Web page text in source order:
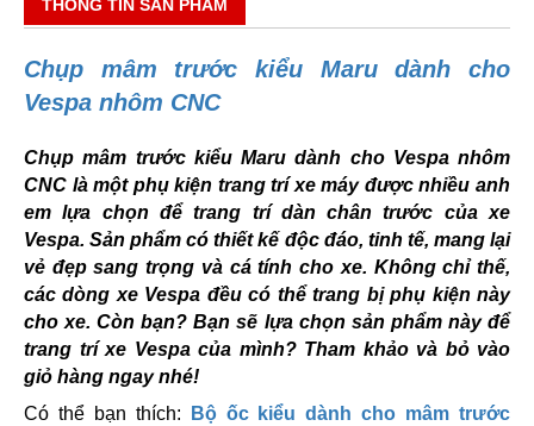
THÔNG TIN SẢN PHẨM
Chụp mâm trước kiểu Maru dành cho
Vespa nhôm CNC
Chụp mâm trước kiểu Maru dành cho Vespa nhôm
CNC là một phụ kiện trang trí xe máy được nhiều anh
em lựa chọn để trang trí dàn chân trước của xe
Vespa. Sản phẩm có thiết kế độc đáo, tinh tế, mang lại
vẻ đẹp sang trọng và cá tính cho xe. Không chỉ thế,
các dòng xe Vespa đều có thể trang bị phụ kiện này
cho xe. Còn bạn? Bạn sẽ lựa chọn sản phẩm này để
trang trí xe Vespa của mình? Tham khảo và bỏ vào
giỏ hàng ngay nhé!
Có thể bạn thích:
Bộ ốc kiểu dành cho mâm trước